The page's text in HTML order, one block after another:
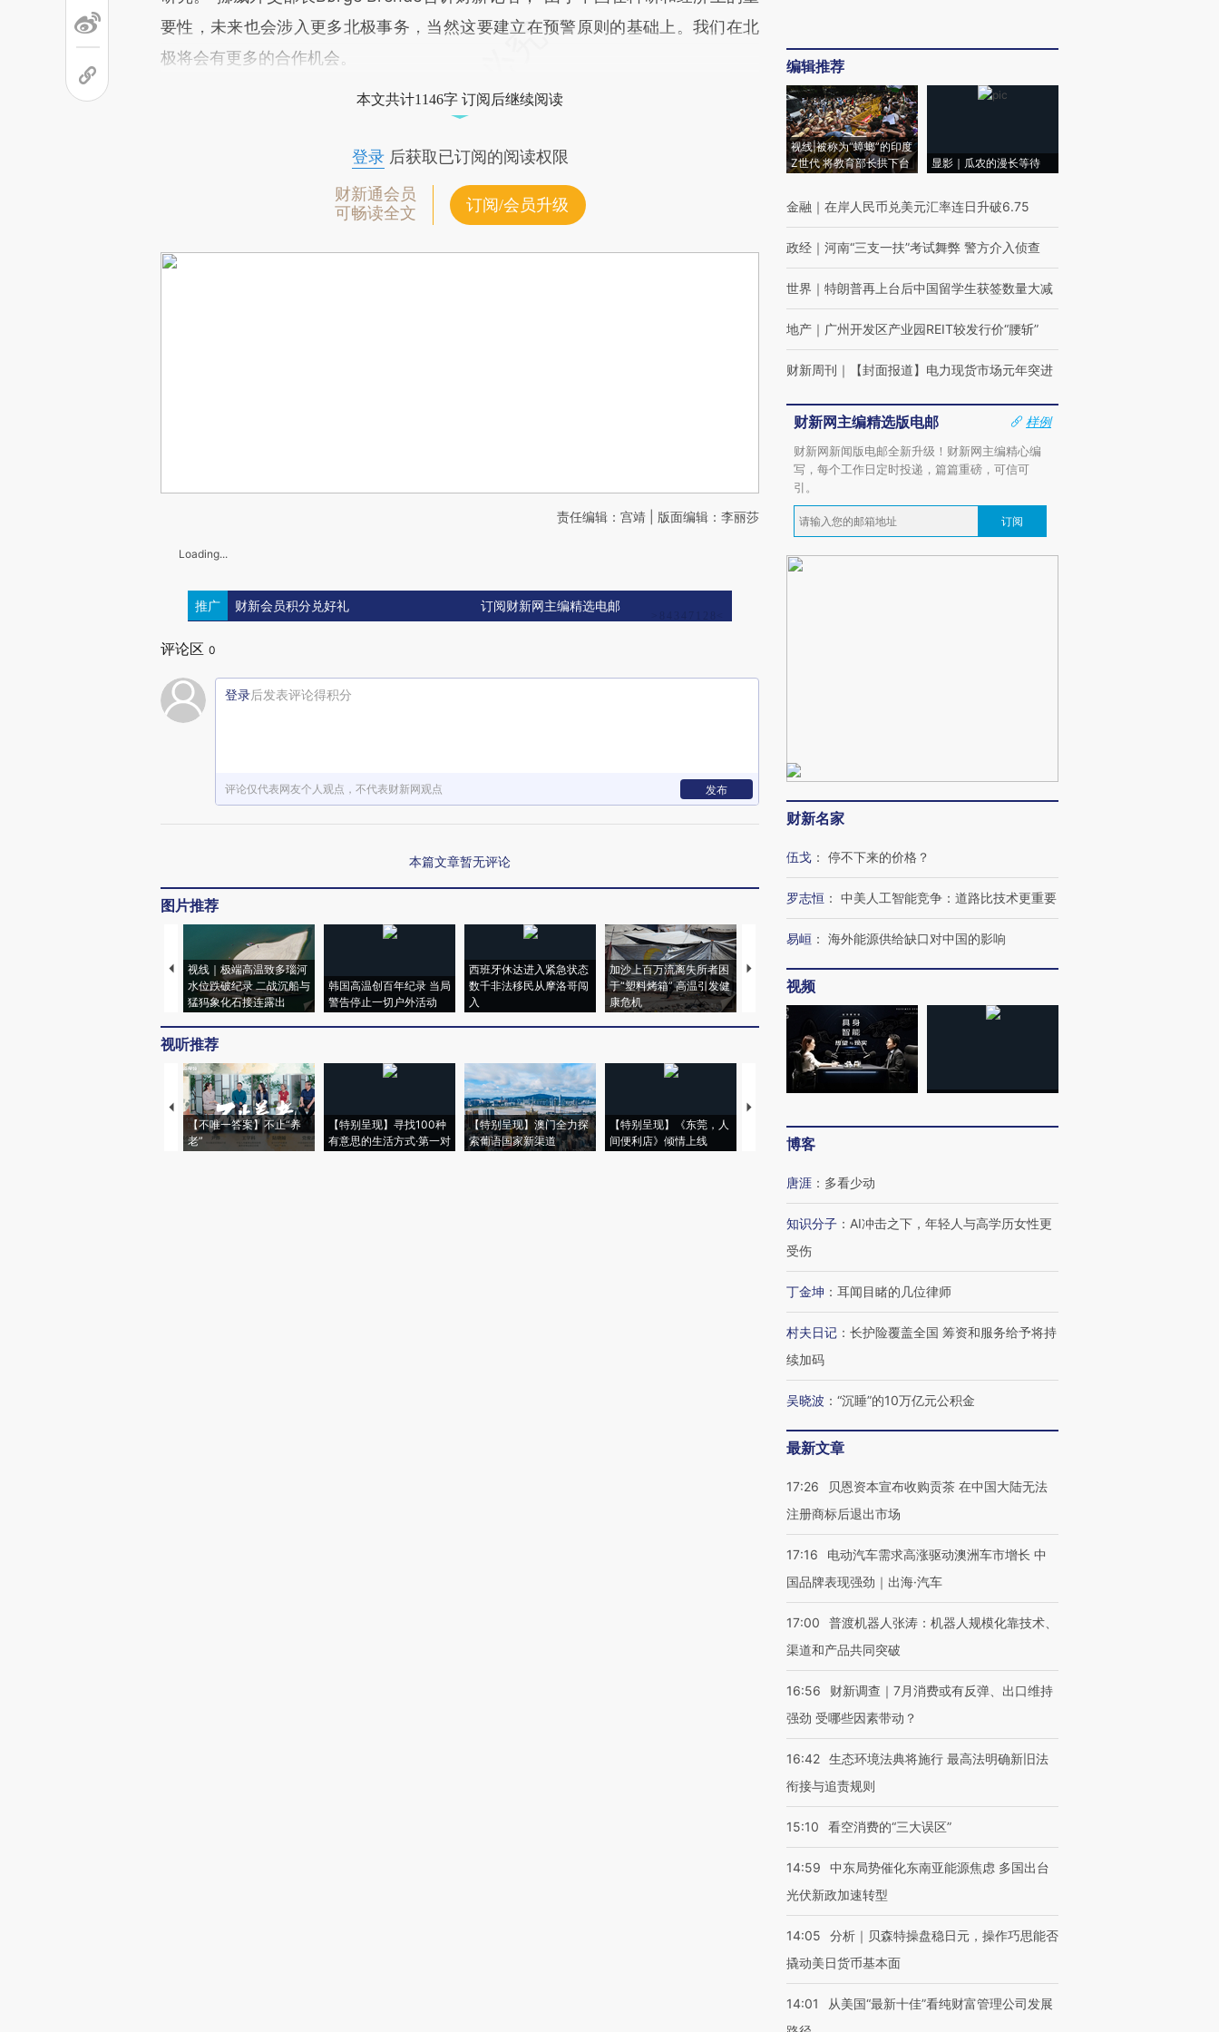
要性，未来也会涉入更多北极事务，当然这要建立在预警原则的基础上。我们在北
极将会有更多的合作机会。
本文共计1146字 订阅后继续阅读
登录后获取已订阅的阅读权限
财新通会员
可畅读全文
订阅/会员升级
责任编辑：宫靖 | 版面编辑：李丽莎
Loading...
推广 财新会员积分兑好礼 订阅财新网主编精选电邮
评论区 0
登录后发表评论得积分
评论仅代表网友个人观点，不代表财新网观点 发布
本篇文章暂无评论
图片推荐
视线｜极端高温致多瑙河
水位跌破纪录 二战沉船与
猛犸象化石接连露出
韩国高温创百年纪录 当局
警告停止一切户外活动
西班牙休达进入紧急状态
数千非法移民从摩洛哥闯
入
加沙上百万流离失所者困
于“塑料烤箱” 高温引发健
康危机
马航飞行员跨国走私7万
粒摇头丸 尿检体内含3种
视线｜HYROX的吸金
心“花钱找虐”？
要防空导弹“救急”
视听推荐
【不唯一答案】不止“养
老”
【特别呈现】寻找100种
有意思的生活方式·第一对
【特别呈现】澳门全力探
索葡语国家新渠道
【特别呈现】《东莞，人
间便利店》倾情上线
【推广】走进第四届链博
会，让数智科技“链”接产
【特别呈现】寻找100种
CFO：不靠规模取胜，华
编辑推荐
视线|被称为“蟑螂”的印度
Z世代 将教育部长拱下台
显影｜瓜农的漫长等待
金融 ｜ 在岸人民币兑美元汇率连日升破6.75
政经 ｜ 河南“三支一扶”考试舞弊 警方介入侦查
世界 ｜ 特朗普再上台后中国留学生获签数量大减
地产 ｜ 广州开发区产业园REIT较发行价“腰斩”
财新周刊 ｜ 【封面报道】电力现货市场元年突进
财新网主编精选版电邮
样例
财新网新闻版电邮全新升级！财新网主编精心编
写，每个工作日定时投递，篇篇重磅，可信可
引。
订阅
财新名家
伍戈 ： 停不下来的价格？
罗志恒 ： 中美人工智能竞争：道路比技术更重要
易峘 ： 海外能源供给缺口对中国的影响
视频
博客
唐涯 ： 多看少动
知识分子 ： AI冲击之下，年轻人与高学历女性更
受伤
丁金坤 ： 耳闻目睹的几位律师
村夫日记 ： 长护险覆盖全国 筹资和服务给予将持
续加码
吴晓波 ： “沉睡”的10万亿元公积金
最新文章
17:26
贝恩资本宣布收购贡茶 在中国大陆无法
注册商标后退出市场
17:16
电动汽车需求高涨驱动澳洲车市增长 中
国品牌表现强劲｜出海·汽车
17:00
普渡机器人张涛：机器人规模化靠技术、
渠道和产品共同突破
16:56
财新调查｜7月消费或有反弹、出口维持
强劲 受哪些因素带动？
16:42 生态环境法典将施行 最高法明确新旧法
衔接与追责规则
15:10 看空消费的“三大误区”
14:59
中东局势催化东南亚能源焦虑 多国出台
光伏新政加速转型
14:05
分析｜贝森特操盘稳日元，操作巧思能否
撬动美日货币基本面
14:01
从美国“最新十佳”看纯财富管理公司发展